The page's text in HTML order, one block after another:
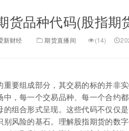
货品种代码(股指期
新财经 期货直播间 (14)
要组成部分，其交易的标的并非
中，每一个交易品种、每一个合约
组合形式呈现。这些代码不仅仅
风险的基石。理解股指期货的数